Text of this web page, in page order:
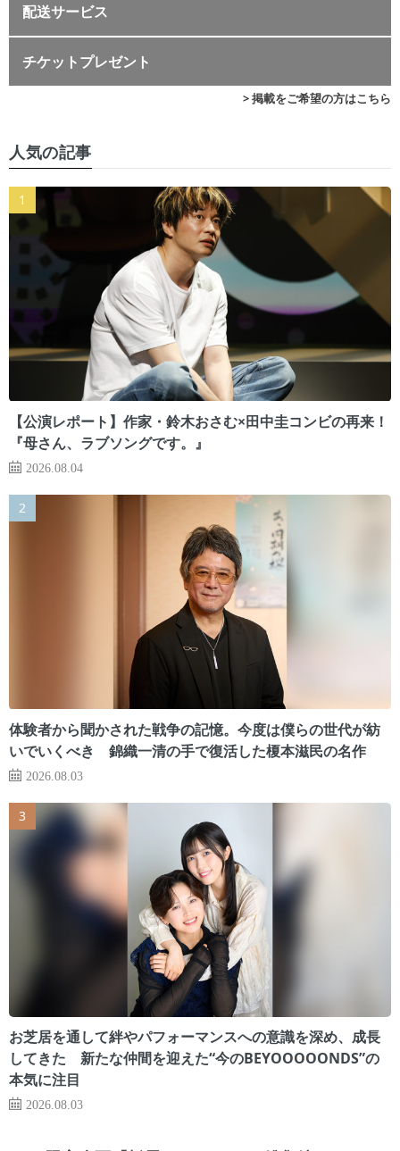
配送サービス
チケットプレゼント
> 掲載をご希望の方はこちら
人気の記事
【公演レポート】作家・鈴木おさむ×田中圭コンビの再来！
『母さん、ラブソングです。』
2026.08.04
体験者から聞かされた戦争の記憶。今度は僕らの世代が紡
いでいくべき 錦織一清の手で復活した榎本滋民の名作
2026.08.03
お芝居を通して絆やパフォーマンスへの意識を深め、成長
してきた 新たな仲間を迎えた“今のBEYOOOOONDS”の
本気に注目
2026.08.03